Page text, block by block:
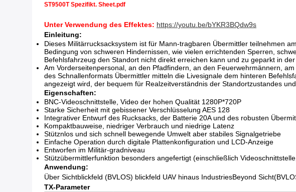
ST9500T Spezifikt. Sheet.pdf
Unter Verwendung des Effektes: https://youtu.be/bYKR3BQdw9s
Einleitung:
Dieses Militärrucksacksystem ist für Mann-tragbaren Übermittler teilnehmen
Bedingung von schweren Hindernissen, wie vielen errichtenden Sperren,
Befehlsfahrzeug den Standort nicht direkt erreichen kann und zu geparkt in der
Am Vorderseitenpersonal, an den Pfadfindern, an den Feuerwehrmännern,
des Schnallenformats Übermittler mitteln die Livesignale dem hinteren
angezeigt wird, der bequem für Realzeitverständnis der Standortzustandes
Eigenschaften:
BNC-Videoschnittstelle, Video der hohen Qualität 1280P*720P
Starke Sicherheit mit gebissener Verschlüsselung AES 128
Integrativer Entwurf des Rucksacks, der Batterie 20A und des robusten
Kompaktbauweise, niedriger Verbrauch und niedrige Latenz
Stütznlos und sich schnell bewegende Umwelt aber stabiles Signalgetriebe
Einfache Operation durch digitale Plattenkonfiguration und LCD-Anzeige
Entworfen im Militär-gradniveau
Stützübermittlerfunktion besonders angefertigt (einschließlich
Anwendung:
Über Sichtblickfeld (BVLOS) blickfeld UAV hinaus IndustriesBeyond
TX-Parameter